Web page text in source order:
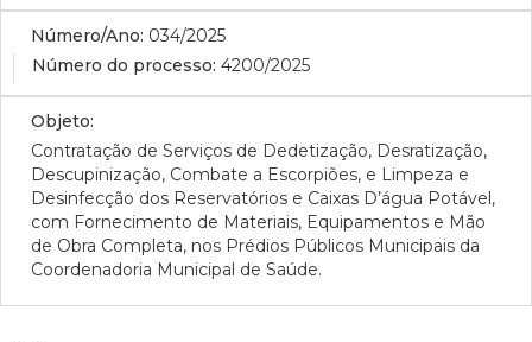
Número/Ano: 034/2025
Número do processo: 4200/2025
Objeto:
Contratação de Serviços de Dedetização, Desratização,
Descupinização, Combate a Escorpiões, e Limpeza e
Desinfecção dos Reservatórios e Caixas D’água Potável,
com Fornecimento de Materiais, Equipamentos e Mão
de Obra Completa, nos Prédios Públicos Municipais da
Coordenadoria Municipal de Saúde.